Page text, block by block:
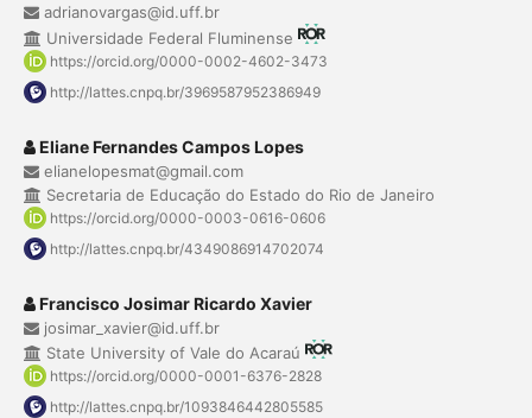
adrianovargas@id.uff.br
Universidade Federal Fluminense
https://orcid.org/0000-0002-4602-3473
http://lattes.cnpq.br/3969587952386949
Eliane Fernandes Campos Lopes
elianelopesmat@gmail.com
Secretaria de Educação do Estado do Rio de Janeiro
https://orcid.org/0000-0003-0616-0606
http://lattes.cnpq.br/4349086914702074
Francisco Josimar Ricardo Xavier
josimar_xavier@id.uff.br
State University of Vale do Acaraú
https://orcid.org/0000-0001-6376-2828
http://lattes.cnpq.br/1093846442805585